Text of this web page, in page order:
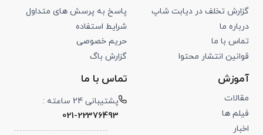
گزارش تخلف در دیابت شاپ
درباره ما
تماس با ما
قوانین انتشار محتوا
پاسخ به پرسش های متداول
شرایط استفاده
حریم خصوصی
گزارش باگ
آموزش
مقالات
فیلم ها
اخبار
تماس با ما
پشتیبانی 24 ساعته :
021-22376493